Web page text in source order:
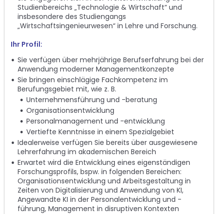
Studienbereichs „Technologie & Wirtschaft“ und
insbesondere des Studiengangs
„Wirtschaftsingenieurwesen“ in Lehre und Forschung.
Ihr Profil:
Sie verfügen über mehrjährige Berufserfahrung bei der
Anwendung moderner Managementkonzepte
Sie bringen einschlägige Fachkompetenz im
Berufungsgebiet mit, wie z. B.
Unternehmensführung und -beratung
Organisationsentwicklung
Personalmanagement und -entwicklung
Vertiefte Kenntnisse in einem Spezialgebiet
Idealerweise verfügen Sie bereits über ausgewiesene
Lehrerfahrung im akademischen Bereich
Erwartet wird die Entwicklung eines eigenständigen
Forschungsprofils, bspw. in folgenden Bereichen:
Organisationsentwicklung und Arbeitsgestaltung in
Zeiten von Digitalisierung und Anwendung von KI,
Angewandte KI in der Personalentwicklung und -
führung, Management in disruptiven Kontexten